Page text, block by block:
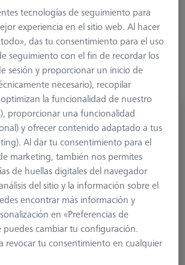
giratorios
M3 XXT, rotación
tecnologías de seguimiento para
experiencia en el sitio web. Al hacer
das tu consentimiento para el uso
seguimiento con el fin de recordar los
sesión y proporcionar un inicio de
necesario), recopilar
la funcionalidad de nuestro
proporcionar una funcionalidad
y ofrecer contenido adaptado a tus
Al dar tu consentimiento para el
marketing, también nos permites
de huellas digitales del navegador
del sitio y la información sobre el
encontrar más información y
en «Preferencias de
puedes cambiar tu configuración.
revocar tu consentimiento en cualquier